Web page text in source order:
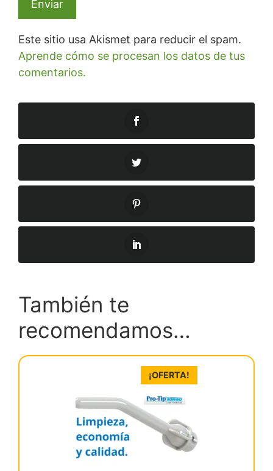
Este sitio usa Akismet para reducir el spam.
Aprende cómo se procesan los datos de tus
comentarios.
También te
recomendamos…
¡OFERTA!